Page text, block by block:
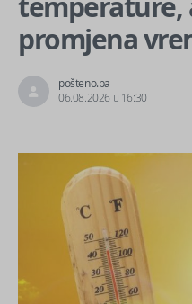
promjena
pošteno.ba
06.08.2026 u 16:30